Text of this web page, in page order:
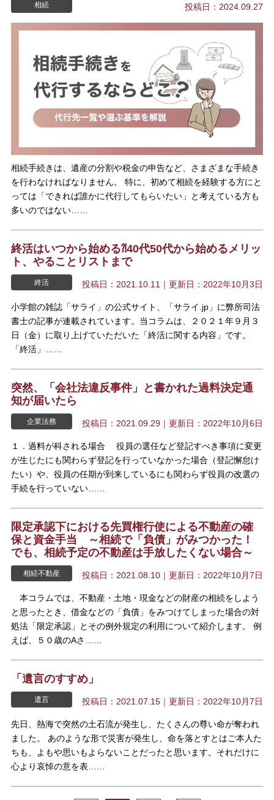
相続 投稿日：2024.09.27
相続手続きは、遺産の分割や税金の申告など、さまざまな手続き
を行わなければなりません。 特に、初めて相続を経験する方にと
っては「できれば誰かに代行してもらいたい」と考えている方も
多いのではない……
終活はいつから始める⁈40代50代から始めるメリッ
ト、やることリストまで
終活 投稿日：2021.10.11｜更新日：2022年10月3日
小学館の雑誌「サライ」の公式サイト、「サライ.jp」に弊所司法
書士の記事が連載されています。当コラムは、２０２１年９月３
日（金）に取り上げていただいた「終活に関する内容」です。
「終活」……
突然、「会社法違反事件」と書かれた過料決定通
知が届いたら
企業法務 投稿日：2021.09.29｜更新日：2022年10月6日
１．過料が科される場合 役員の選任など登記すべき事項に変更
が生じたにも関わらず登記を行っていなかった場合（登記懈怠け
たい）や、役員の任期が到来しているにも関わらず役員の改選の
手続を行っていない……
限定承認下における先買権行使による不動産の確
保と資金手当 ～相続で「負債」がみつかった！
でも、相続予定の不動産は手放したくない場合～
相続不動産 投稿日：2021.08.10｜更新日：2022年10月7日
本コラムでは、不動産・土地・現金などの財産の相続をしよう
と思ったとき、借金などの「負債」をみつけてしまった場合の対
処法「限定承認」とその例外規定の利用について紹介します。 例
えば、５０歳のAさ……
「遺言のすすめ」
遺言 投稿日：2021.07.15｜更新日：2022年10月7日
先日、熱海で突然の土石流が発生し、たくさんの尊い命が奪われ
ました。 あのような形で災害が発生し、命を落とすとはご本人た
ちも、よもや思いもよらないことだったと思います。それだけに
心より哀悼の意を表……